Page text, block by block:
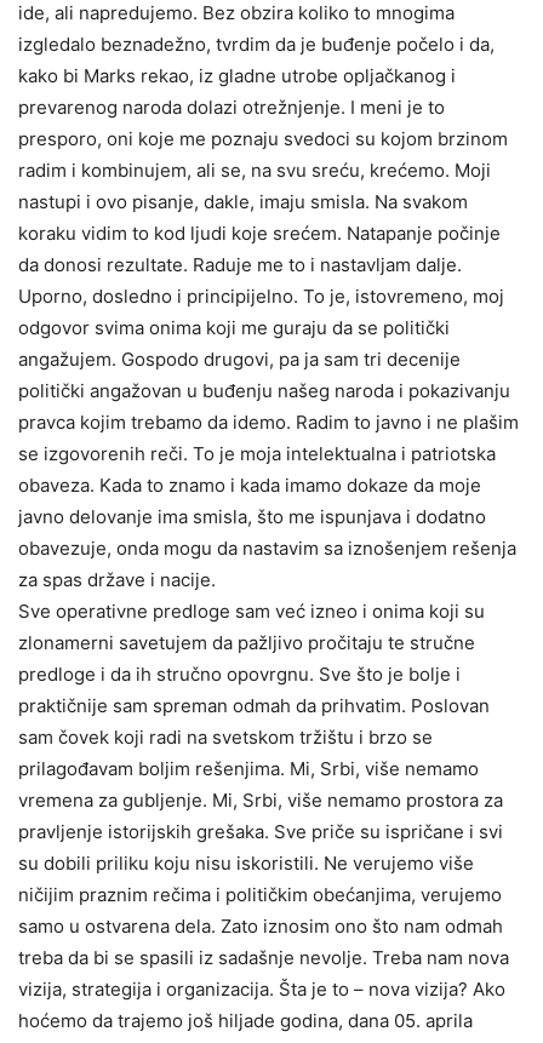
ide, ali napredujemo. Bez obzira koliko to mnogima
izgledalo beznadežno, tvrdim da je buđenje počelo i da,
kako bi Marks rekao, iz gladne utrobe opljačkanog i
prevarenog naroda dolazi otrežnjenje. I meni je to
presporo, oni koje me poznaju svedoci su kojom brzinom
radim i kombinujem, ali se, na svu sreću, krećemo. Moji
nastupi i ovo pisanje, dakle, imaju smisla. Na svakom
koraku vidim to kod ljudi koje srećem. Natapanje počinje
da donosi rezultate. Raduje me to i nastavljam dalje.
Uporno, dosledno i principijelno. To je, istovremeno, moj
odgovor svima onima koji me guraju da se politički
angažujem. Gospodo drugovi, pa ja sam tri decenije
politički angažovan u buđenju našeg naroda i pokazivanju
pravca kojim trebamo da idemo. Radim to javno i ne plašim
se izgovorenih reči. To je moja intelektualna i patriotska
obaveza. Kada to znamo i kada imamo dokaze da moje
javno delovanje ima smisla, što me ispunjava i dodatno
obavezuje, onda mogu da nastavim sa iznošenjem rešenja
za spas države i nacije.
Sve operativne predloge sam već izneo i onima koji su
zlonamerni savetujem da pažljivo pročitaju te stručne
predloge i da ih stručno opovrgnu. Sve što je bolje i
praktičnije sam spreman odmah da prihvatim. Poslovan
sam čovek koji radi na svetskom tržištu i brzo se
prilagođavam boljim rešenjima. Mi, Srbi, više nemamo
vremena za gubljenje. Mi, Srbi, više nemamo prostora za
pravljenje istorijskih grešaka. Sve priče su ispričane i svi
su dobili priliku koju nisu iskoristili. Ne verujemo više
ničijim praznim rečima i političkim obećanjima, verujemo
samo u ostvarena dela. Zato iznosim ono što nam odmah
treba da bi se spasili iz sadašnje nevolje. Treba nam nova
vizija, strategija i organizacija. Šta je to – nova vizija? Ako
hoćemo da trajemo još hiljade godina, dana 05. aprila